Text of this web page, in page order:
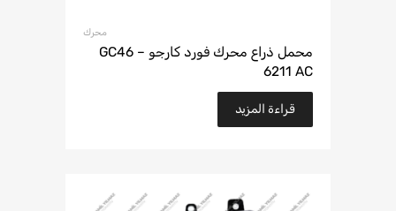
محرك
محمل ذراع محرك فورد كارجو – GC46
6211 AC
قراءة المزيد